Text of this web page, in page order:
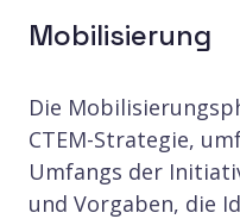
Mobilisierung
Die
CTEM-Strategie,
Umfangs der
und Vorgaben, die